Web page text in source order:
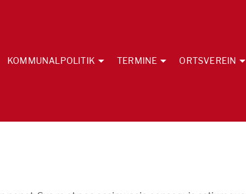
KOMMUNALPOLITIK TERMINE ORTSVEREIN